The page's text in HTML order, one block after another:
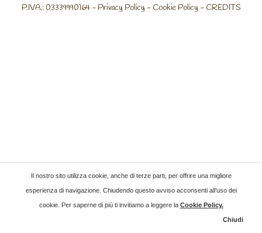
P.IVA.: 03339990164 - Privacy Policy - Cookie Policy - CREDITS
Il nostro sito utilizza cookie, anche di terze parti, per offrire una migliore
esperienza di navigazione. Chiudendo questo avviso acconsenti all’uso dei
cookie. Per saperne di più ti invitiamo a leggere la Cookie Policy.
Chiudi